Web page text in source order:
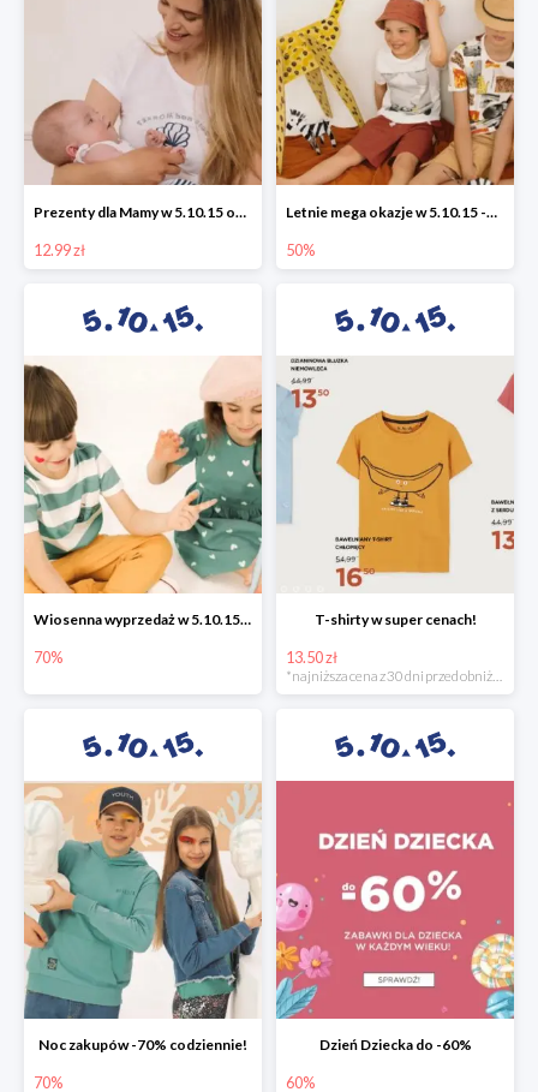
Prezenty dla Mamy w 5.10.15 od 12,99 zł
12.99 zł
Letnie mega okazje w 5.10.15 -50%
50%
Wiosenna wyprzedaż w 5.10.15 -70%
70%
T-shirty w super cenach!
13.50 zł
*najniższa cena z 30 dni przed obniżką
Noc zakupów -70% codziennie!
70%
Dzień Dziecka do -60%
60%